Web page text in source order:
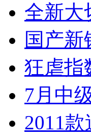
全新大
国产
狂虐指
7月中
2011